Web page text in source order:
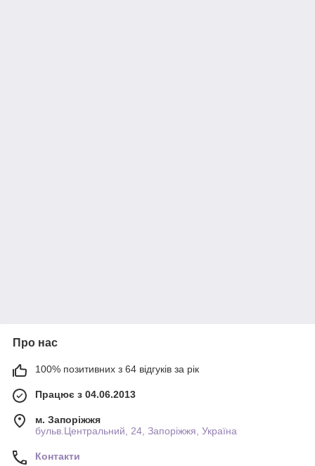
Про нас
100% позитивних з 64 відгуків за рік
Працює з 04.06.2013
м. Запоріжжя
бульв.Центральний, 24, Запоріжжя, Україна
Контакти